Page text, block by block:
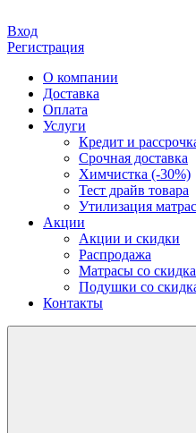
Вход
Регистрация
О компании
Доставка
Оплата
Услуги
Кредит и
Срочная доставка
Химчистка (-30%)
Тест драйв товара
Утилизация
Акции
Акции и скидки
Распродажа
Матрасы со
Подушки со
Контакты